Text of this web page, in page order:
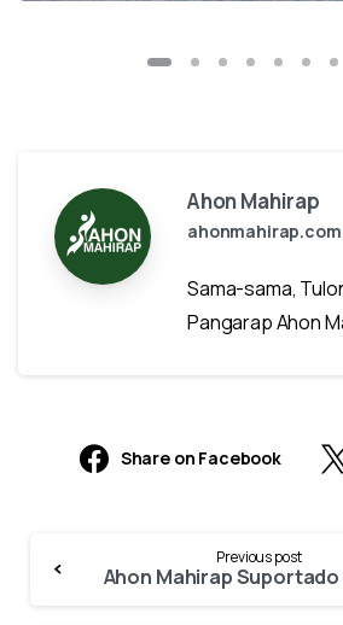
Ahon Mahirap
ahonmahirap.com
Sama-sama,
Pangarap Ahon
Share on Facebook
Reading
Previous post